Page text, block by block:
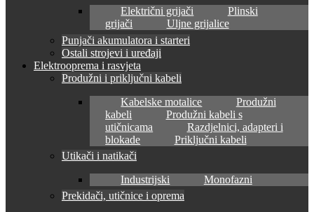
Električni grijači
Plinski
grijači
Uljne grijalice
Punjači akumulatora i starteri
Ostali strojevi i uređaji
Elektrooprema i rasvjeta
Produžni i priključni kabeli
Kabelske motalice
Produžni
kabeli
Produžni kabeli s
utičnicama
Razdjelnici, adapteri i
blokade
Priključni kabeli
Utikači i natikači
Industrijski
Monofazni
Prekidači, utičnice i oprema